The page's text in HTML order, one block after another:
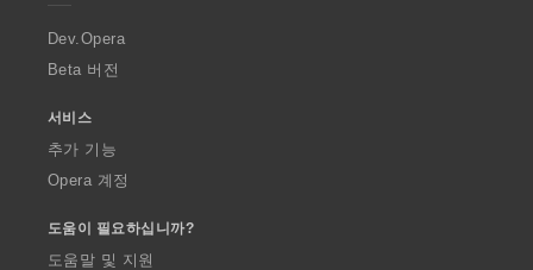
a
Dev.Opera
Beta 버전
서비스
추가 기능
Opera 계정
도움이 필요하십니까?
도움말 및 지원